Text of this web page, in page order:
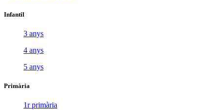
Infantil
3 anys
4 anys
5 anys
Primària
1r primària